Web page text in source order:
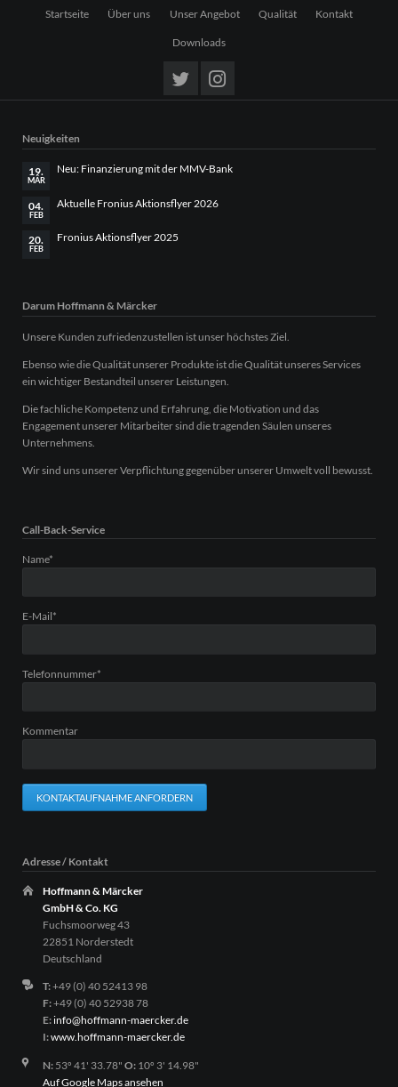
Navigation
Startseite Über uns Unser Angebot Qualität Kontakt
Downloads
Neuigkeiten
19.
MÄR
Neu: Finanzierung mit der MMV-Bank
04.
FEB
Aktuelle Fronius Aktionsflyer 2026
20.
FEB
Fronius Aktionsflyer 2025
Darum Hoffmann & Märcker
Unsere Kunden zufriedenzustellen ist unser höchstes Ziel.
Ebenso wie die Qualität unserer Produkte ist die Qualität unseres Services
ein wichtiger Bestandteil unserer Leistungen.
Die fachliche Kompetenz und Erfahrung, die Motivation und das
Engagement unserer Mitarbeiter sind die tragenden Säulen unseres
Unternehmens.
Wir sind uns unserer Verpflichtung gegenüber unserer Umwelt voll bewusst.
Call-Back-Service
Pflichtfeld
Name*
Pflichtfeld
E-Mail*
Pflichtfeld
Telefonnummer*
Kommentar
KONTAKTAUFNAHME ANFORDERN
Adresse / Kontakt
Hoffmann & Märcker
GmbH & Co. KG
Fuchsmoorweg 43
22851 Norderstedt
Deutschland
T:+49 (0) 40 52413 98
F:+49 (0) 40 52938 78
E:info@hoffmann-maercker.de
I:www.hoffmann-maercker.de
N:53º 41' 33.78" O:10º 3' 14.98"
Auf Google Maps ansehen